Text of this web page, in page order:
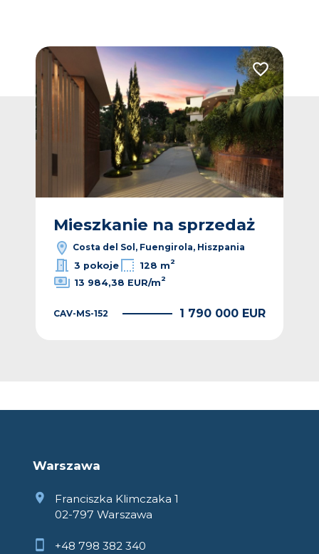
Dodaj do ulubionych Dodaj do
Mieszkanie na sprzedaż
Costa del Sol, Fuengirola, Hiszpania
3 pokoje
128 m2
13 984,38 EUR/m2
CAV-MS-152 1 790 000 EUR
Warszawa
Franciszka Klimczaka 1
02-797 Warszawa
+48 798 382 340